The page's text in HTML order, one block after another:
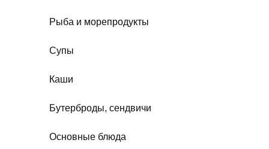
Рыба и морепродукты
Супы
Каши
Бутерброды, сендвичи
Основные блюда